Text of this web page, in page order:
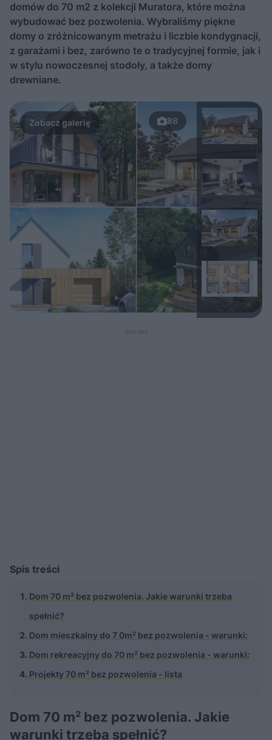
domów do 70 m2 z kolekcji Muratora, które można
wybudować bez pozwolenia. Wybraliśmy piękne
domy o zróżnicowanym metrażu i liczbie kondygnacji,
z garażami i bez, zarówno te o tradycyjnej formie, jak i
w stylu nowoczesnej stodoły, a także domy
drewniane.
88
Spis treści
Dom 70 m² bez pozwolenia. Jakie warunki trzeba
spełnić?
Dom mieszkalny do 7 0m² bez pozwolenia - warunki:
Dom rekreacyjny do 70 m² bez pozwolenia - warunki:
Projekty 70 m² bez pozwolenia - lista
Dom 70 m² bez pozwolenia. Jakie
warunki trzeba spełnić?